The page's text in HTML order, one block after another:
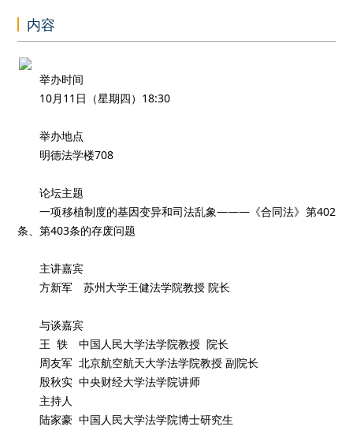
内容
举办时间
10月11日（星期四）18:30
举办地点
明德法学楼708
论坛主题
一项移植制度的基因变异和司法乱象———《合同法》第402
条、第403条的存废问题
主讲嘉宾
方新军 苏州大学王健法学院教授 院长
与谈嘉宾
王 轶 中国人民大学法学院教授 院长
周友军 北京航空航天大学法学院教授 副院长
殷秋实 中央财经大学法学院讲师
主持人
陆家豪 中国人民大学法学院博士研究生